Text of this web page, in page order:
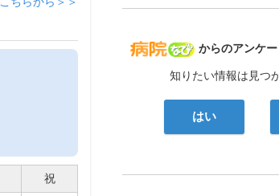
祝
病院なび
からのアンケー
知りたい情報は見つ
はい